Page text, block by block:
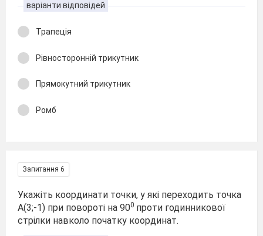
варіанти відповідей
Трапеція
Рівносторонній трикутник
Прямокутний трикутник
Ромб
Запитання 6
Укажіть координати точки, у які переходить точка
А(3;-1) при повороті на 900 проти годинникової
стрілки навколо початку координат.